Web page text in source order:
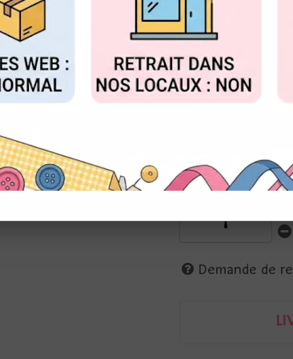
Réf. :SL-ES-CD926
2 matrices de
chiffre 9 et matage
Demande de